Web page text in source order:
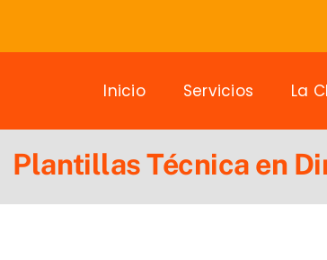
Inicio Servicios La
Plantillas Técnica en